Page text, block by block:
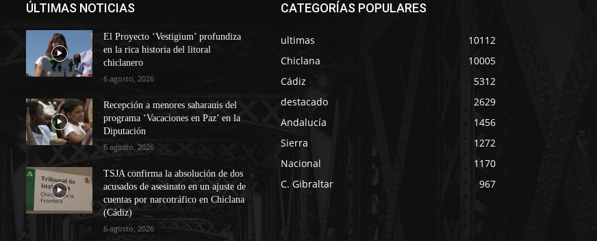
ÚLTIMAS NOTICIAS
El Proyecto ‘Vestigium’ profundiza
en la rica historia del litoral
chiclanero
6 agosto, 2026
Recepción a menores saharauis del
programa ‘Vacaciones en Paz’ en la
Diputación
6 agosto, 2026
TSJA confirma la absolución de dos
acusados de asesinato en un ajuste de
cuentas por narcotráfico en Chiclana
(Cádiz)
6 agosto, 2026
CATEGORÍAS POPULARES
ultimas
10112
Chiclana
10005
Cádiz
5312
destacado
2629
Andalucía
1456
Sierra
1272
Nacional
1170
C. Gibraltar
967